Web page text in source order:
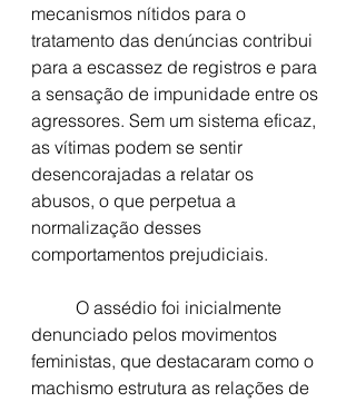
mecanismos nítidos para o
tratamento das denúncias contribui
para a escassez de registros e para
a sensação de impunidade entre os
agressores. Sem um sistema eficaz,
as vítimas podem se sentir
desencorajadas a relatar os
abusos, o que perpetua a
normalização desses
comportamentos prejudiciais.
denunciado pelos movimentos
feministas, que destacaram como o
machismo estrutura as relações de